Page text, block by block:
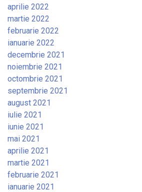
aprilie 2022
martie 2022
februarie 2022
ianuarie 2022
decembrie 2021
noiembrie 2021
octombrie 2021
septembrie 2021
august 2021
iulie 2021
iunie 2021
mai 2021
aprilie 2021
martie 2021
februarie 2021
ianuarie 2021